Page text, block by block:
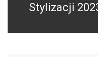
Stylizacji